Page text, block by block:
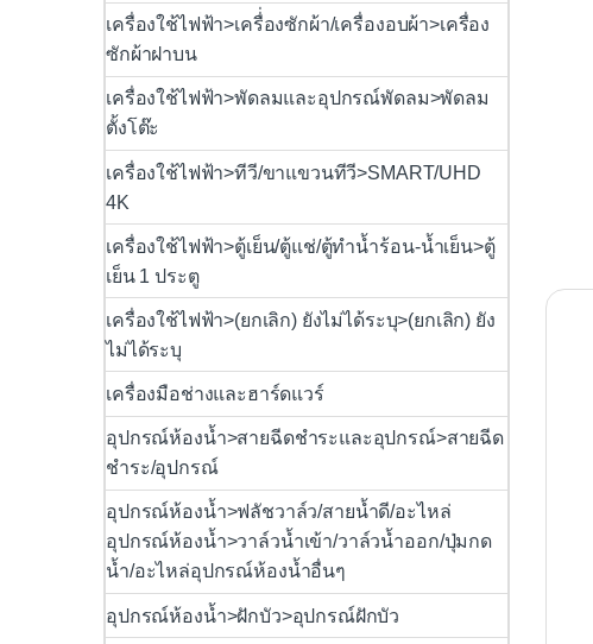
เครื่องใช้ไฟฟ้า>เครื่่องซักผ้า/เครื่องอบผ้า>เครื่อง
ซักผ้าฝาบน
เครื่องใช้ไฟฟ้า>พัดลมและอุปกรณ์พัดลม>พัดลม
ตั้งโต๊ะ
เครื่องใช้ไฟฟ้า>ทีวี/ขาแขวนทีวี>SMART/UHD
4K
เครื่องใช้ไฟฟ้า>ตู้เย็น/ตู้แช่/ตู้ทำน้ำร้อน-น้ำเย็น>ตู้
เย็น 1 ประตู
เครื่องใช้ไฟฟ้า>(ยกเลิก) ยังไม่ได้ระบุ>(ยกเลิก) ยัง
ไม่ได้ระบุ
เครื่องมือช่างและฮาร์ดแวร์
อุปกรณ์ห้องน้ำ>สายฉีดชำระและอุปกรณ์>สายฉีด
ชำระ/อุปกรณ์
อุปกรณ์ห้องน้ำ>ฟลัชวาล์ว/สายน้ำดี/อะไหล่
อุปกรณ์ห้องน้ำ>วาล์วน้ำเข้า/วาล์วน้ำออก/ปุ่มกด
น้ำ/อะไหล่อุปกรณ์ห้องน้ำอื่นๆ
อุปกรณ์ห้องน้ำ>ฝักบัว>อุปกรณ์ฝักบัว